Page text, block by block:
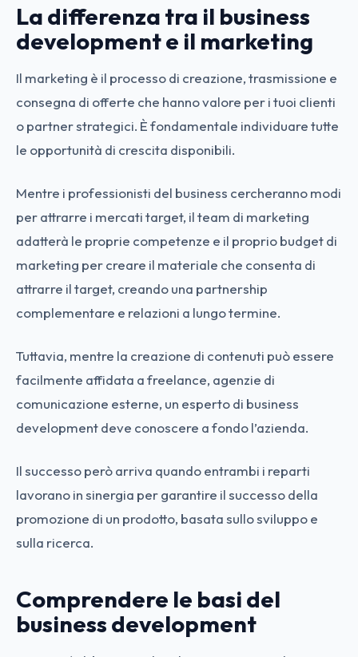
La differenza tra il business
development e il marketing
Il marketing è il processo di creazione, trasmissione e
consegna di offerte che hanno valore per i tuoi clienti
o partner strategici. È fondamentale individuare tutte
le opportunità di crescita disponibili.
Mentre i professionisti del business cercheranno modi
per attrarre i mercati target, il team di marketing
adatterà le proprie competenze e il proprio budget di
marketing per creare il materiale che consenta di
attrarre il target, creando una partnership
complementare e relazioni a lungo termine.
Tuttavia, mentre la creazione di contenuti può essere
facilmente affidata a freelance, agenzie di
comunicazione esterne, un esperto di business
development deve conoscere a fondo l’azienda.
Il successo però arriva quando entrambi i reparti
lavorano in sinergia per garantire il successo della
promozione di un prodotto, basata sullo sviluppo e
sulla ricerca.
Comprendere le basi del
business development